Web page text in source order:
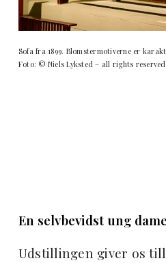
Sofa fra 1899. Blomstermotiverne er
Foto: © Niels Lyksted – all rights reserved
En selvbevidst ung dame
Udstillingen giver os